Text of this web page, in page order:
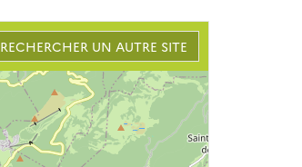
RECHERCHER UN AUTRE SITE